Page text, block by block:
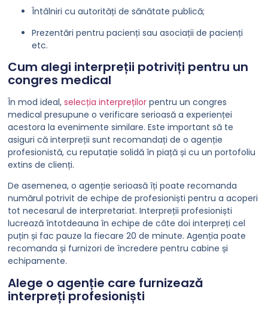
Întâlniri cu autorități de sănătate publică;
Prezentări pentru pacienți sau asociații de pacienți
etc.
Cum alegi interpreții potriviți pentru un
congres medical
În mod ideal,selecția interpreților pentru un congres
medical presupune o verificare serioasă a experienței
acestora la evenimente similare. Este important să te
asiguri că interpreții sunt recomandați de o agenție
profesionistă, cu reputație solidă în piață și cu un portofoliu
extins de clienți.
De asemenea, o agenție serioasă îți poate recomanda
numărul potrivit de echipe de profesioniști pentru a acoperi
tot necesarul de interpretariat. Interpreții profesioniști
lucrează întotdeauna în echipe de câte doi interpreți cel
puțin și fac pauze la fiecare 20 de minute. Agenția poate
recomanda și furnizori de încredere pentru cabine și
echipamente.
Alege o agenție care furnizează
interpreți profesioniști